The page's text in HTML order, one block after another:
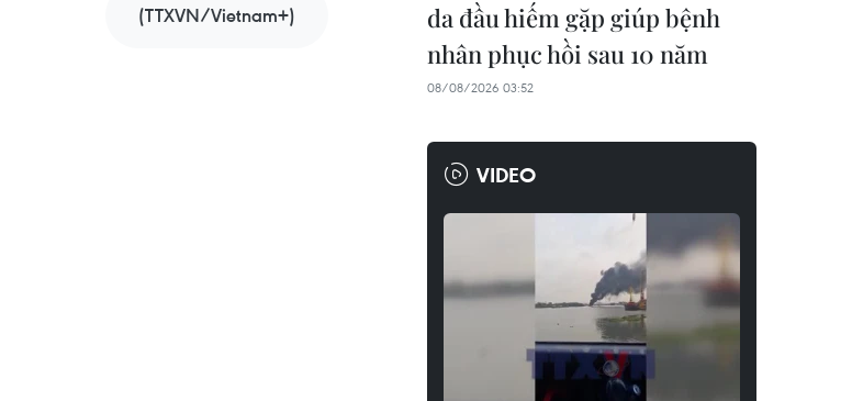
(TTXVN/Vietnam+)
da đầu hiếm gặp giúp bệnh
nhân phục hồi sau 10 năm
08/08/2026 03:52
VIDEO